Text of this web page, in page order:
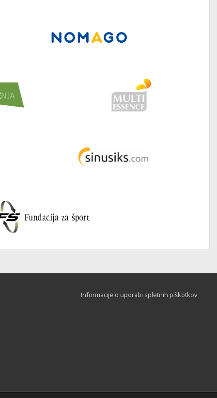
Informacije o uporabi spletnih piškotkov